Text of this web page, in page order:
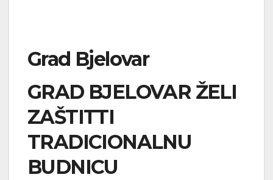
Grad Bjelovar
GRAD BJELOVAR ŽELI
ZAŠTITTI
TRADICIONALNU
BUDNICU